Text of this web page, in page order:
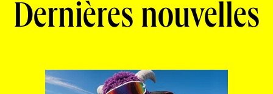
Dernières nouvelles